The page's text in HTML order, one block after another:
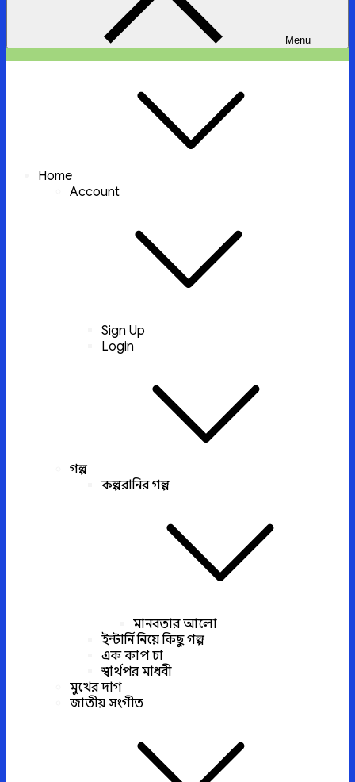
Menu
Home
Account
Sign Up
Login
গল্প
কল্পরানির গল্প
মানবতার আলো
ইন্টার্নি নিয়ে কিছু গল্প
এক কাপ চা
স্বার্থপর মাধবী
মুখের দাগ
জাতীয় সংগীত